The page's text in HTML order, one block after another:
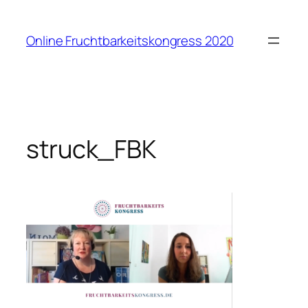
springen
Online Fruchtbarkeitskongress 2020
struck_FBK